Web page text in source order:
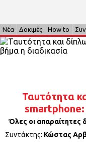
Νέα Δοκιμές How to
Ταυτότητα
smartphone:
Όλες οι απαραίτητες
Συντάκτης: Κώστας